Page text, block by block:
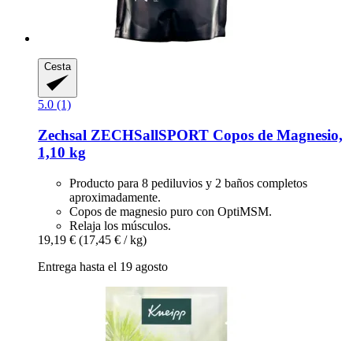
Cesta
5.0 (1)
Zechsal ZECHSallSPORT Copos de Magnesio,
1,10 kg
Producto para 8 pediluvios y 2 baños completos
aproximadamente.
Copos de magnesio puro con OptiMSM.
Relaja los músculos.
19,19 € (17,45 € / kg)
Entrega hasta el 19 agosto